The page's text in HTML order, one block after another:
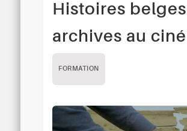
Histoires
archives au
FORMATION